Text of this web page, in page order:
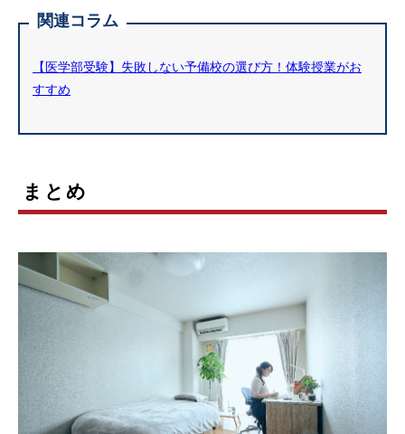
関連コラム
【医学部受験】失敗しない予備校の選び方！体験授業がお
すすめ
まとめ